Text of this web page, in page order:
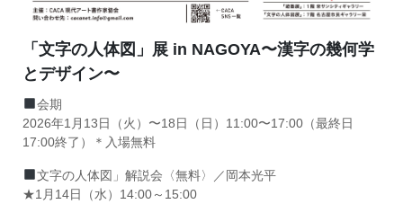
「文字の人体図」展 in NAGOYA〜漢字の幾何学
とデザイン〜
会期
2026年1月13日（火）〜18日（日）11:00〜17:00（最終日
17:00終了）＊入場無料
文字の人体図」解説会〈無料〉／岡本光平
★1月14日（水）14:00～15:00